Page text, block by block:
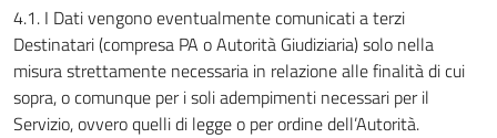
4.1. I Dati vengono eventualmente comunicati a terzi
Destinatari (compresa PA o Autorità Giudiziaria) solo nella
misura strettamente necessaria in relazione alle finalità di cui
sopra, o comunque per i soli adempimenti necessari per il
Servizio, ovvero quelli di legge o per ordine dell’Autorità.